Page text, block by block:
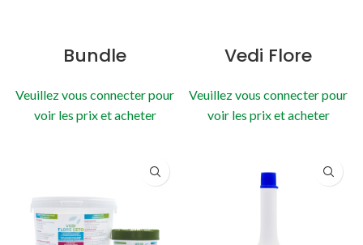
Bundle
Veuillez vous connecter pour
voir les prix et acheter
Vedi Flore
Veuillez vous connecter pour
voir les prix et acheter